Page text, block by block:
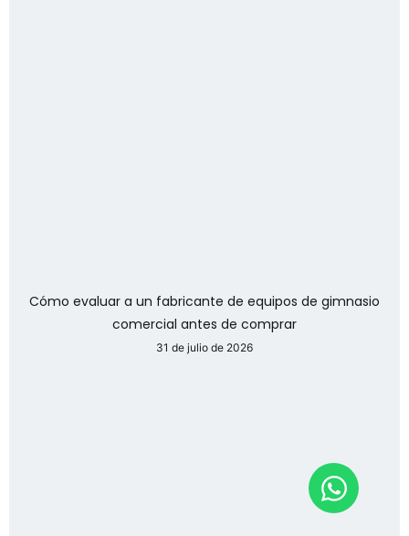
Cómo evaluar a un fabricante de equipos de gimnasio
comercial antes de comprar
31 de julio de 2026